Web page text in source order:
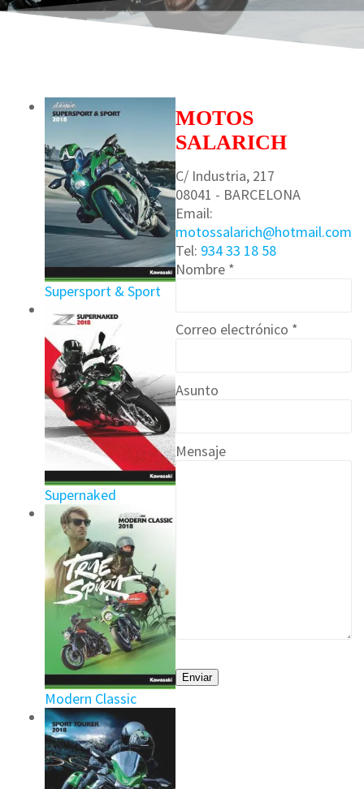
Supersport & Sport
Supernaked
Modern Classic
MOTOS
SALARICH
C/ Industria, 217
08041 - BARCELONA
Email:
motossalarich@hotmail.com
Tel: 934 33 18 58
Nombre *
Correo electrónico *
Asunto
Mensaje